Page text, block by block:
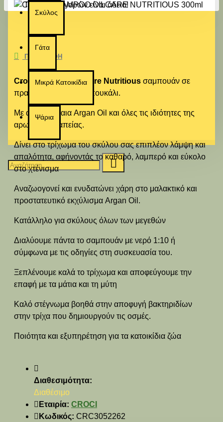
Σκύλος
Γάτα
Μικρά Κατοικίδια
Ψάρια
Το καλάθι αγορών είναι άδειο!
ΠΕΡΙΓΡΑΦΉ
Croci Shampoo Oilcare Nutritious σαμπουάν σε
πρακτικό και κομψό μπουκάλι.
Με αιθέρια έλαια Argan Oil και όλες τις ιδιότητες της
αρωματοθεραπείας.
Δίνει στο τρίχωμα του σκύλου σας επιπλέον λάμψη και
απαλότητα, αφήνοντάς το καθαρό, λαμπερό και εύκολο
στο χτένισμα
Αναζωογονεί και ενυδατώνει χάρη στο μαλακτικό και
προστατευτικό εκχύλισμα Argan Oil.
Κατάλληλο για σκύλους όλων των μεγεθών
Διαλύουμε πάντα το σαμπουάν με νερό 1:10 ή
σύμφωνα με τις οδηγίες στη συσκευασία του.
Ξεπλένουμε καλά το τρίχωμα και αποφεύγουμε την
επαφή με τα μάτια και τη μύτη
Καλό στέγνωμα βοηθά στην αποφυγή βακτηριδίων
στην τρίχα που δημιουργούν τις οσμές.
Ποιότητα και εξυπηρέτηση για τα κατοικίδια ζώα
Διαθεσιμότητα:
Διαθέσιμο
Εταιρία: CROCI
Κωδικός: CRC3052262